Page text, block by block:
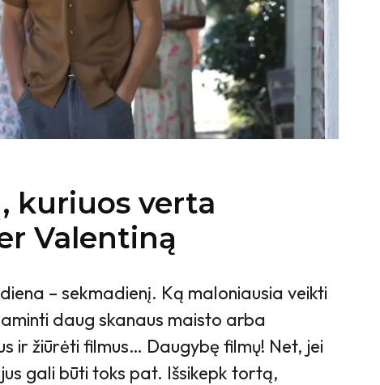
kuriuos verta
Valentiną
– sekmadienį. Ką maloniausia veikti
daug skanaus maisto arba
ir žiūrėti filmus… Daugybę filmų! Net, jei
gali būti toks pat. Išsikepk tortą,